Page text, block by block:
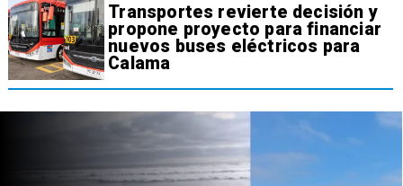
Transportes revierte decisión y
propone proyecto para financiar
nuevos buses eléctricos para
Calama